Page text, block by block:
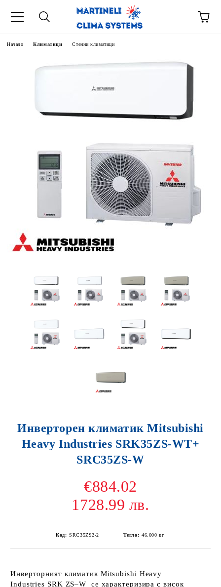
Начало Климатици Стенни климатици
Инверторен климатик Mitsubishi
Heavy Industries SRK35ZS-WТ+
SRC35ZS-W
€884.02
1728.99 лв.
Код: SRC35ZS2-2 Тегло: 46.000 кг
Инверторният климатик Mitsubishi Heavy
Industries SRK ZS–W се характеризира с висок